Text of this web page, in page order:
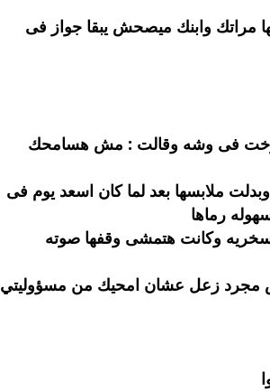
وابنك ميصحش يبقا جواز فى
فى وشه وقالت : مش هسامحك
ملابسها بعد لما كان اسعد يوم فى
رماها
وكانت هتمشى وقفها صوته
زعل عشان امحيك من مسؤوليتي